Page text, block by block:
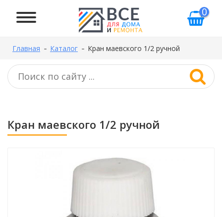
0
Главная Каталог Кран маевского 1/2 ручной
Кран маевского 1/2 ручной